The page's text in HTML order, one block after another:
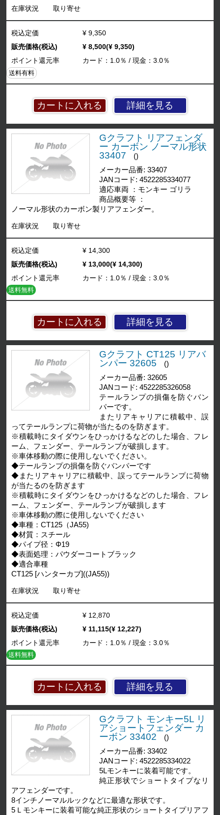
在庫状況 取り寄せ
詳細を見る
税込定価
¥ 9,350
販売価格(税込)
¥ 8,500(¥ 9,350)
ポイント還元率
カード：1.0％ / 現金：3.0％
送料有料
Gクラフト リアフェンダ
ー カーボン ノーマル形状
33407
()
メーカー品番: 33407
JANコード: 4522285334077
適応車両 ：モンキー ゴリラ
商品概要等 ：
ノーマル形状のカーボン製リアフェンダー。
在庫状況 取り寄せ
詳細を見る
税込定価
¥ 14,300
販売価格(税込)
¥ 13,000(¥ 14,300)
ポイント還元率
カード：1.0％ / 現金：3.0％
送料無料
Gクラフト CT125 リアバ
ンパー 32605
()
メーカー品番: 32605
JANコード: 4522285326058
テールランプの損傷を防ぐバン
パーです。
またリアキャリアに積載中、誤
ってテールランプに荷物が当たるのを防ぎます。
※積載時にタイダウンをひっかけるなどのした場合、フレ
ーム、フェンダー、テールランプが破損します。
※車体移動の際に使用しないでください。
◆テールランプの損傷を防ぐバンパーです
◆またリアキャリアに積載中、誤ってテールランプに荷物
が当たるのを防ぎます
※積載時にタイダウンをひっかけるなどのした場合、フレ
ーム、フェンダー、テールランプが破損します
※車体移動の際に使用しないでください
◆車種：CT125（JA55)
◆材質：スチール
◆パイプ径：Φ19
◆表面処理：パウダーコートブラック
◆適合車種
CT125 [ハンターカブ]((JA55))
在庫状況 取り寄せ
詳細を見る
税込定価
¥ 12,870
販売価格(税込)
¥ 11,115(¥ 12,227)
ポイント還元率
カード：1.0％ / 現金：3.0％
送料無料
Gクラフト モンキー5L リ
アショートフェンダー カ
ーボン 33402
()
メーカー品番: 33402
JANコード: 4522285334022
5Lモンキーに装着可能です。
純正形状でショートタイプなリ
アフェンダーです。
8インチノーマルルックなどに最適な形状です。
5Ｌモンキーに装着可能な純正形状のショートタイプリアフ